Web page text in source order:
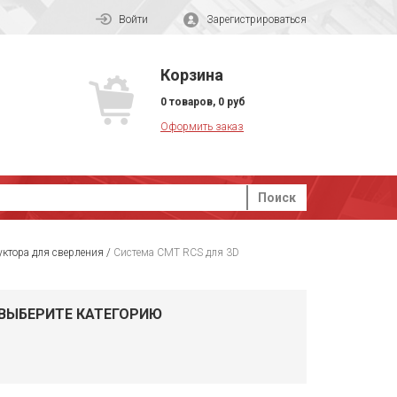
Войти Зарегистрироваться
Корзина
0 товаров, 0 руб
Оформить заказ
Поиск
для сверления / Система CMT RCS для 3D
КАТЕГОРИЮ